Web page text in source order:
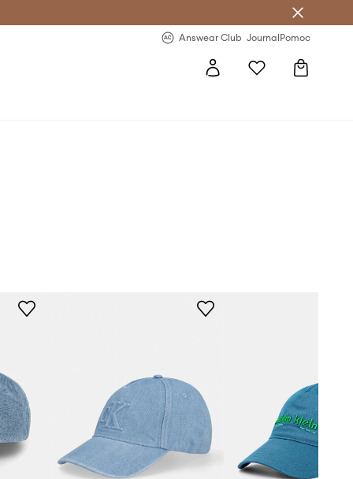
Answear Club JournalPomoc